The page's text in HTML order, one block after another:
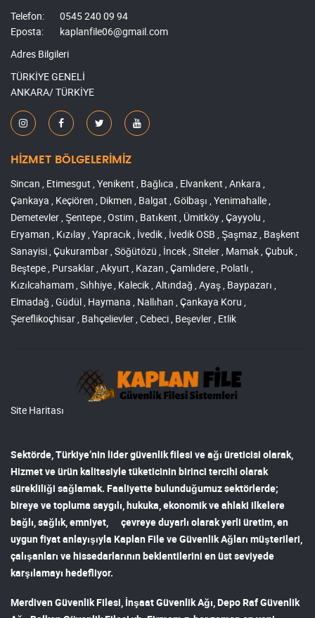
Telefon:
0545 240 09 94
Eposta:
kaplanfile06@gmail.com
Adres Bilgileri
TÜRKİYE GENELİ
ANKARA/ TÜRKİYE
HİZMET BÖLGELERİMİZ
Sincan , Etimesgut , Yenikent , Bağlıca , Elvankent , Ankara ,
Çankaya , Keçiören , Dikmen , Balgat , Gölbaşı , Yenimahalle ,
Demetevler , Şentepe , Ostim , Batıkent , Ümitköy , Çayyolu ,
Eryaman , Kızılay , Yapracık , İvedik , İvedik OSB , Şaşmaz , Başkent
Sanayisi , Çukurambar , Söğütözü , İncek , Siteler , Mamak , Çubuk ,
Beştepe , Pursaklar , Akyurt , Kazan , Çamlıdere , Polatlı ,
Kızılcahamam , Sıhhiye , Kalecik , Altındağ , Ayaş , Baypazarı ,
Elmadağ , Güdül , Haymana , Nallıhan , Çankaya Koru ,
Şereflikoçhisar , Bahçelievler , Cebeci , Beşevler , Etlik
Site Haritası
Sektörde, Türkiye’nin lidergüvenlik filesi ve ağı üreticisi olarak,
Hizmet ve ürün kalitesiyle tüketicinin birinci tercihi olarak
sürekliliği sağlamak. Faaliyette bulunduğumuz sektörlerde;
bireye ve topluma saygılı, hukuka, ekonomik ve ahlaki ilkelere
bağlı, sağlık, emniyet, çevreye duyarlı olarak yerli üretim, en
uygun fiyat anlayışıyla Kaplan File ve Güvenlik Ağları müşterileri,
çalışanları ve hissedarlarının beklentilerini en üst seviyede
karşılamayı hedefliyor.
Merdiven Güvenlik Filesi İnşaat Güvenlik Ağı Depo Raf Güvenlik